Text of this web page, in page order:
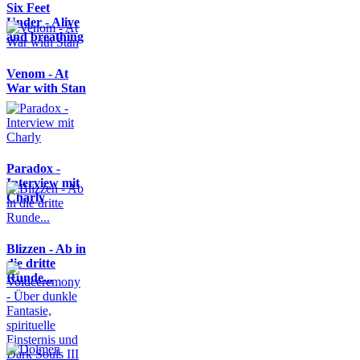
Six Feet
Under - Alive
and breathing
Venom - At
War with Stan
Paradox -
Interview mit
Charly
Blizzen - Ab in
die dritte
Runde...